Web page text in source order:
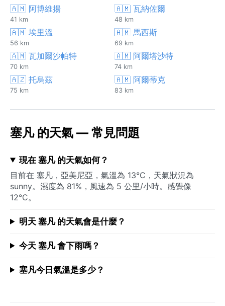
🇦🇲 阿博維揚
41 km
🇦🇲 瓦納佐爾
48 km
🇦🇲 埃里溫
56 km
🇦🇲 馬西斯
69 km
🇦🇲 瓦加爾沙帕特
70 km
🇦🇲 阿爾塔沙特
74 km
🇦🇿 托烏茲
75 km
🇦🇲 阿爾蒂克
83 km
塞凡 的天氣 — 常見問題
現在 塞凡 的天氣如何？
目前在 塞凡，亞美尼亞，氣溫為 13°C，天氣狀況為
sunny。濕度為 81%，風速為 5 公里/小時。感覺像
12°C。
明天 塞凡 的天氣會是什麼？
今天 塞凡 會下雨嗎？
塞凡今日氣溫是多少？